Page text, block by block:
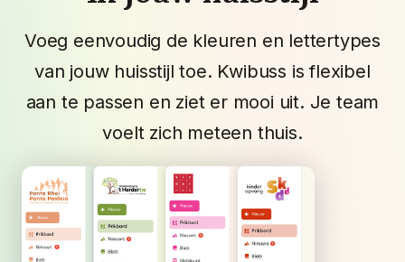
Voeg eenvoudig de kleuren en lettertypes
van jouw huisstijl toe. Kwibuss is flexibel
aan te passen en ziet er mooi uit. Je team
voelt zich meteen thuis.